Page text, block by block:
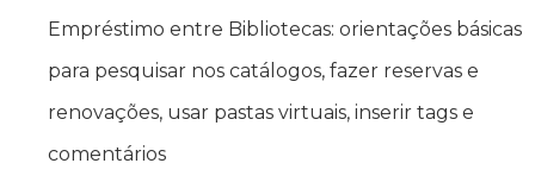
Empréstimo entre Bibliotecas: orientações básicas
para pesquisar nos catálogos, fazer reservas e
renovações, usar pastas virtuais, inserir tags e
comentários